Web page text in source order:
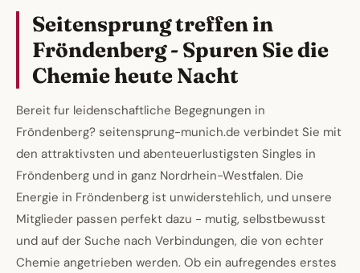
Seitensprung treffen in
Fröndenberg - Spuren Sie die
Chemie heute Nacht
Bereit fur leidenschaftliche Begegnungen in
Fröndenberg? seitensprung-munich.de verbindet Sie mit
den attraktivsten und abenteuerlustigsten Singles in
Fröndenberg und in ganz Nordrhein-Westfalen. Die
Energie in Fröndenberg ist unwiderstehlich, und unsere
Mitglieder passen perfekt dazu - mutig, selbstbewusst
und auf der Suche nach Verbindungen, die von echter
Chemie angetrieben werden. Ob ein aufregendes erstes